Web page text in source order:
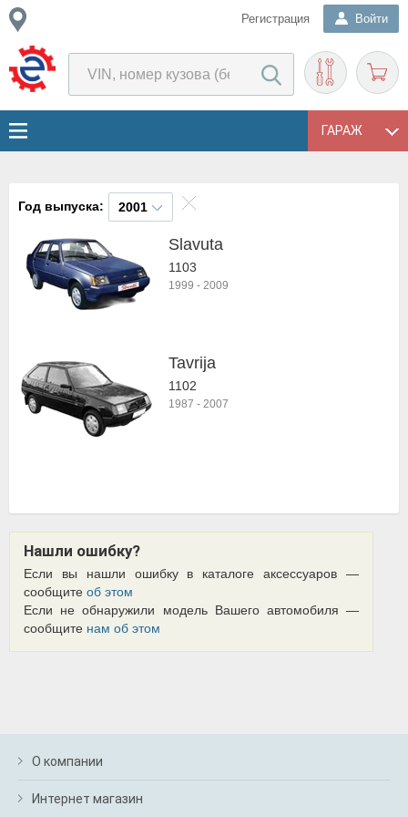
Регистрация Войти
ГАРАЖ
Год выпуска: 2001
Slavuta
1103
1999 - 2009
Tavrija
1102
1987 - 2007
Нашли ошибку?
Если вы нашли ошибку в каталоге аксессуаров —
сообщите об этом
Если не обнаружили модель Вашего автомобиля —
сообщите нам об этом
О компании
Интернет магазин